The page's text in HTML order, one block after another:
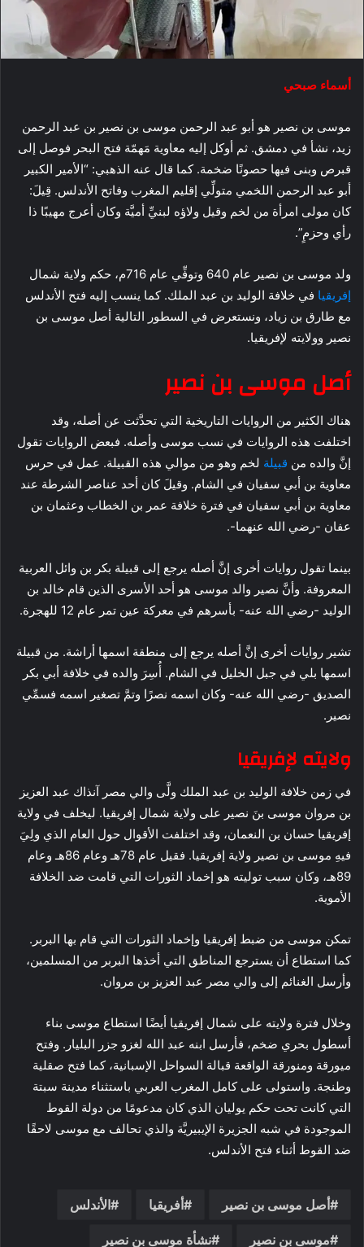
أسماء صبحي
موسى بن نصير هو أبو عبد الرحمن موسى بن نصير بن عبد الرحمن
زيد، نشأ في دمشق. ثم أوكل إليه معاوية مَهمّة فتح البحر فوصل إلى
قبرص وبنى فيها حصونًا ضخمة. كما قال عنه الذهبي: “الأمير الكبير
أبو عبد الرحمن اللخمي متولِّي إقليم المغرب وفاتح الأندلس. قِيلَ:
كان مولى امرأة من لخم وقيل ولاؤه لبنيِّ أميَّة وكان أعرج مهيبًا ذا
رأي وحزمٍ”.
ولد موسى بن نصير عام 640 وتوفِّي عام 716م، حكم ولاية شمال
إفريقيا في خلافة الوليد بن عبد الملك. كما ينسب إليه فتح الأندلس
مع طارق بن زياد، ونستعرض في السطور التالية أصل موسى بن
نصير وولايته لإفريقيا.
أصل موسى بن نصير
هناك الكثير من الروايات التاريخية التي تحدَّثت عن أصله، وقد
اختلفت هذه الروايات في نسب موسى وأصله. فبعض الروايات تقول
إنَّ والده من قبيلة لخم وهو من موالي هذه القبيلة. عمل في حرس
معاوية بن أبي سفيان في الشام. وقيلَ كان أحد عناصر الشرطة عند
معاوية بن أبي سفيان في فترة خلافة عمر بن الخطاب وعثمان بن
عفان -رضي الله عنهما-.
بينما تقول روايات أخرى إنَّ أصله يرجع إلى قبيلة بكر بن وائل العربية
المعروفة. وأنَّ نصير والد موسى هو أحد الأسرى الذين قام خالد بن
الوليد -رضي الله عنه- بأسرهم في معركة عين تمر عام 12 للهجرة.
تشير روايات أخرى إنَّ أصله يرجع إلى منطقة اسمها أراشة. من قبيلة
اسمها بلي في جبل الخليل في الشام. أُسِرَ والده في خلافة أبي بكر
الصديق -رضي الله عنه- وكان اسمه نصرًا وتمَّ تصغير اسمه فسمِّي
نصير.
ولايته لإفريقيا
في زمن خلافة الوليد بن عبد الملك ولَّى والي مصر آنذاك عبد العزيز
بن مروان موسى بنَ نصير على ولاية شمال إفريقيا. ليخلف في ولاية
إفريقيا حسان بن النعمان، وقد اختلفت الأقوال حول العام الذي ولِيَ
فيهِ موسى بن نصير ولاية إفريقيا. فقيل عام 78هـ وعام 86هـ وعام
89هـ، وكان سبب توليته هو إخماد الثورات التي قامت ضد الخلافة
الأموية.
تمكن موسى من ضبط إفريقيا وإخماد الثورات التي قام بها البربر.
كما استطاع أن يسترجع المناطق التي أخذها البربر من المسلمين،
وأرسل الغنائم إلى والي مصر عبد العزيز بن مروان.
وخلال فترة ولايته على شمال إفريقيا أيضًا استطاع موسى بناء
أسطول بحري ضخم، فأرسل ابنه عبد الله لغزو جزر البليار. وفتح
ميورقة ومنورقة الواقعة قبالة السواحل الإسبانية، كما فتح صقلية
وطنجة. واستولى على كامل المغرب العربي باستثناء مدينة سبتة
التي كانت تحت حكم يوليان الذي كان مدعومًا من دولة القوط
الموجودة في شبه الجزيرة الإيبيريَّة والذي تحالف مع موسى لاحقًا
ضد القوط أثناء فتح الأندلس.
أصل موسى بن نصير أفريقيا الأندلس
موسى بن نصير نشأة موسى بن نصير